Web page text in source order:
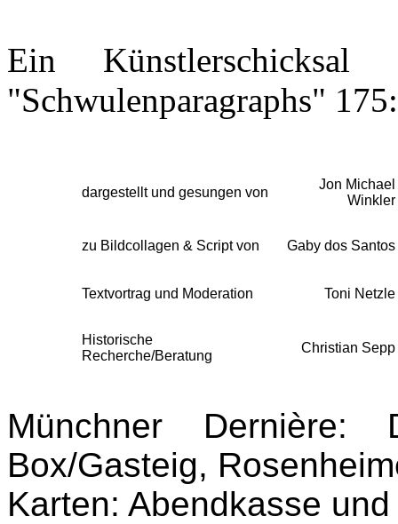
Ein
"Schwulenparagraphs" 175:
dargestellt und gesungen von
Jon Michael
Winkler
zu Bildcollagen & Script von Gaby dos Santos
Textvortrag und Moderation Toni Netzle
Historische
Recherche/Beratung
Christian Sepp
Münchner
Box/Gasteig,
Karten: Abendkasse